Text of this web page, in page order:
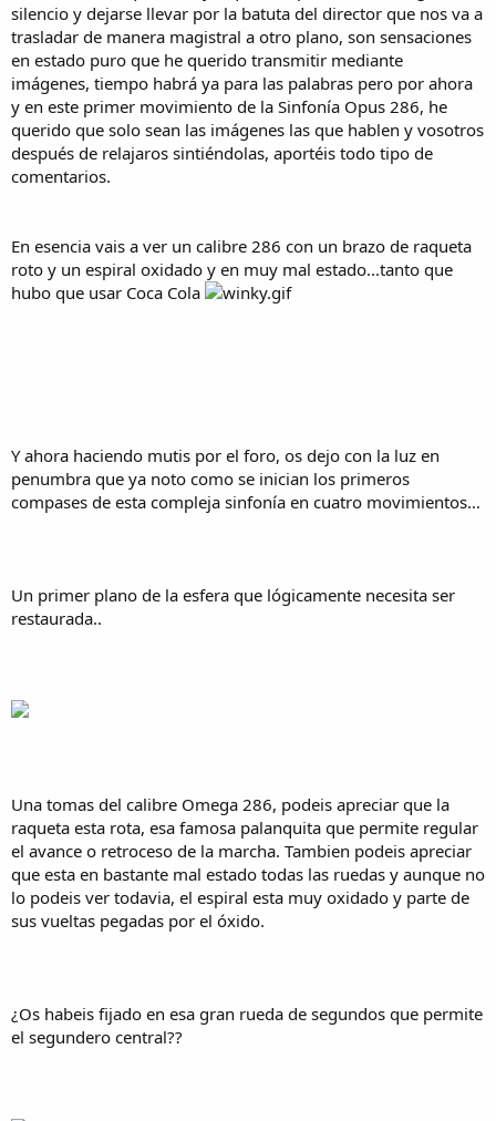
silencio y dejarse llevar por la batuta del director que nos va a
trasladar de manera magistral a otro plano, son sensaciones
en estado puro que he querido transmitir mediante
imágenes, tiempo habrá ya para las palabras pero por ahora
y en este primer movimiento de la Sinfonía Opus 286, he
querido que solo sean las imágenes las que hablen y vosotros
después de relajaros sintiéndolas, aportéis todo tipo de
comentarios.
En esencia vais a ver un calibre 286 con un brazo de raqueta
roto y un espiral oxidado y en muy mal estado...tanto que
hubo que usar Coca Cola
Y ahora haciendo mutis por el foro, os dejo con la luz en
penumbra que ya noto como se inician los primeros
compases de esta compleja sinfonía en cuatro movimientos…​
Un primer plano de la esfera que lógicamente necesita ser
restaurada..​
Una tomas del calibre Omega 286, podeis apreciar que la
raqueta esta rota, esa famosa palanquita que permite regular
el avance o retroceso de la marcha. Tambien podeis apreciar
que esta en bastante mal estado todas las ruedas y aunque no
lo podeis ver todavia, el espiral esta muy oxidado y parte de
sus vueltas pegadas por el óxido.​
¿Os habeis fijado en esa gran rueda de segundos que permite
el segundero central??​